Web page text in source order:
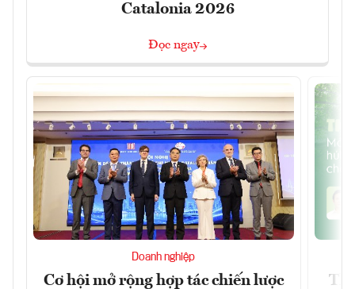
Catalonia 2026
Đọc ngay
Doanh nghiệp
Cơ hội mở rộng hợp tác chiến lược Thị